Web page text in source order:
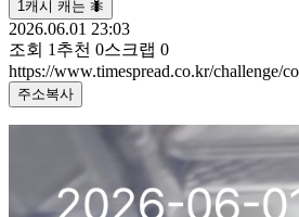
1캐시 캐는 🐜
2026.06.01 23:03
조회 1 추천 0스크랩 0
https://www.timespread.co.kr/challenge/
주소복사